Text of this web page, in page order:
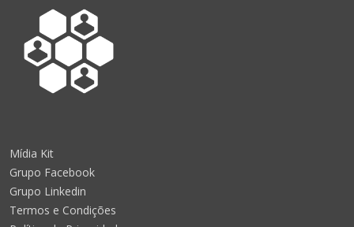
Mídia Kit
Grupo Facebook
Grupo Linkedin
Termos e Condições